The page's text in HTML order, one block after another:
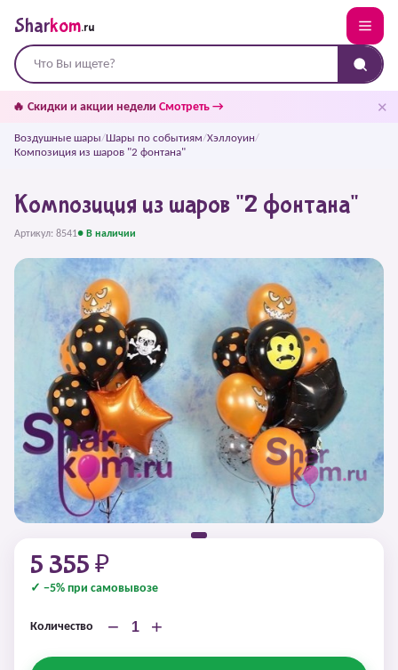
Sharkom.ru
🔥 Скидки и акции недели Смотреть → ✕
Воздушные шары/Шары по событиям/Хэллоуин/
Композиция из шаров "2 фонтана"
Композиция из шаров "2 фонтана"
Артикул: 8541● В наличии
5 355 ₽
✓ −5% при самовывозе
Количество − +